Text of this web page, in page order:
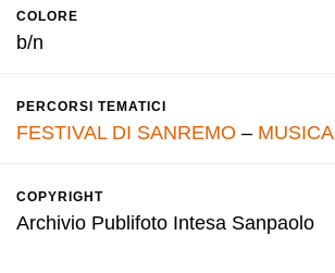
COLORE
b/n
PERCORSI TEMATICI
FESTIVAL DI SANREMO – MUSICA
COPYRIGHT
Archivio Publifoto Intesa Sanpaolo